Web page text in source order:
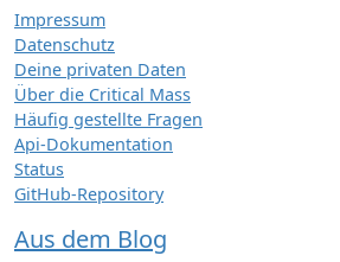
Impressum
Datenschutz
Deine privaten Daten
Über die Critical Mass
Häufig gestellte Fragen
Api-Dokumentation
Status
GitHub-Repository
Aus dem Blog